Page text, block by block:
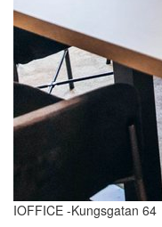
IOFFICE -Kungsgatan 64